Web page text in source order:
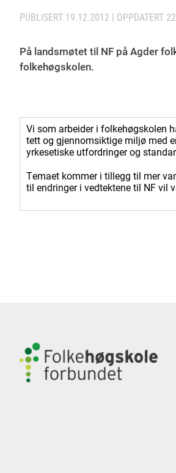
PUBLISERT 19.12.2012 | OPPDATERT
På landsmøtet til NF på Agder
folkehøgskolen.
Vi som arbeider i folkehøgskolen
tett og gjennomsiktige miljø med
yrkesetiske utfordringer og
Temaet kommer i tillegg til mer
til endringer i vedtektene til NFvil